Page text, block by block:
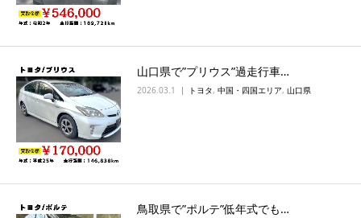
山口県で”プリウス”過走行車…
2026.03.1 トヨタ, 中国・四国エリア, 山口県
鳥取県で”ポルテ”低年式でも…